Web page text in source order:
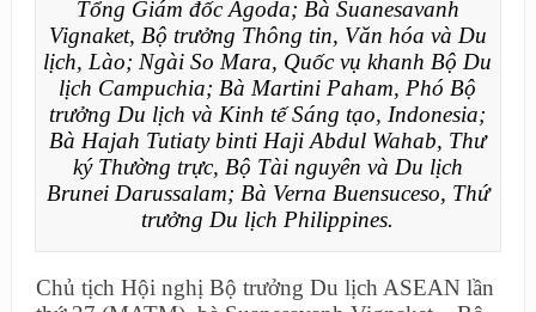
Tổng Giám đốc Agoda; Bà Suanesavanh
Vignaket, Bộ trưởng Thông tin, Văn hóa và Du
lịch, Lào; Ngài So Mara, Quốc vụ khanh Bộ Du
lịch Campuchia; Bà Martini Paham, Phó Bộ
trưởng Du lịch và Kinh tế Sáng tạo, Indonesia;
Bà Hajah Tutiaty binti Haji Abdul Wahab, Thư
ký Thường trực, Bộ Tài nguyên và Du lịch
Brunei Darussalam; Bà Verna Buensuceso, Thứ
trưởng Du lịch Philippines.
Chủ tịch Hội nghị Bộ trưởng Du lịch ASEAN lần